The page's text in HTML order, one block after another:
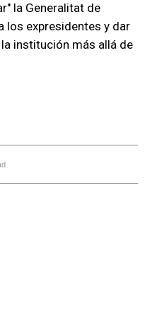
la Generalitat de
los expresidentes y dar
institución más allá de